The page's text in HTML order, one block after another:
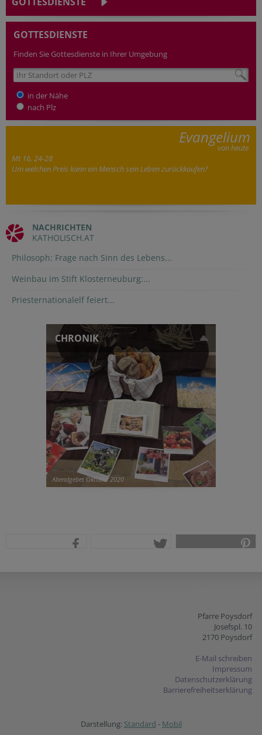
GOTTESDIENSTE
Finden Sie Gottesdienste in Ihrer Umgebung
in der Nähe
nach Plz
Evangelium
von heute
Mt 16, 24-28
Um welchen Preis kann ein Mensch sein Leben zurückkaufen?
NACHRICHTEN
KATHOLISCH.AT
Philosoph: Frage nach Sinn des Lebens...
Weinbau im Stift Klosterneuburg:...
Priesternationalelf feiert...
CHRONIK
Abendgebet Oktober 2020
Pfarre Poysdorf
Josefspl. 10
2170 Poysdorf
E-Mail schreiben
Impressum
Datenschutzerklärung
Barrierefreiheitserklärung
Darstellung: Standard - Mobil